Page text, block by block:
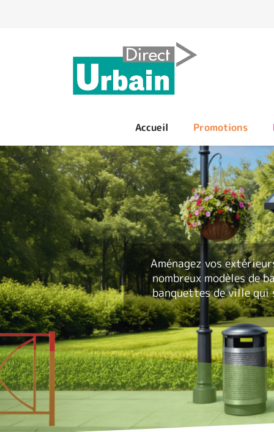
Accueil Promotions
Aménagez vos
nombreux modèles de
banquettes de villequi